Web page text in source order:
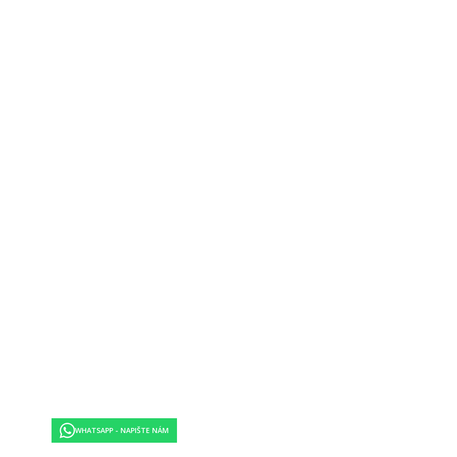
vysoušeč vlasů, WC)
do vody
WHATSAPP - NAPIŠTE NÁM